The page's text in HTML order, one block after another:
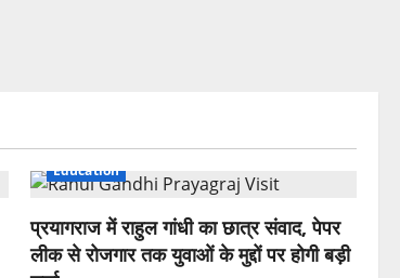
Education
प्रयागराज में राहुल गांधी का छात्र संवाद, पेपर
लीक से रोजगार तक युवाओं के मुद्दों पर होगी बड़ी